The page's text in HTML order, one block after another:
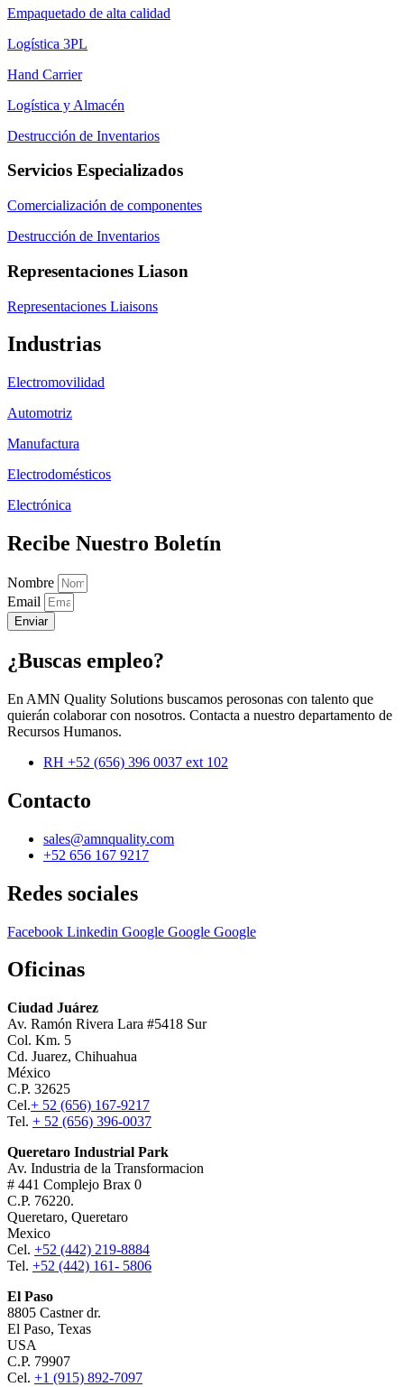
Empaquetado de alta calidad
Logística 3PL
Hand Carrier
Logística y Almacén
Destrucción de Inventarios
Servicios Especializados
Comercialización de componentes
Destrucción de Inventarios
Representaciones Liason
Representaciones Liaisons
Industrias
Electromovilidad
Automotriz
Manufactura
Electrodomésticos
Electrónica
Recibe Nuestro Boletín
Nombre
Email
Enviar
¿Buscas empleo?
En AMN Quality Solutions buscamos perosonas con talento que
quierán colaborar con nosotros. Contacta a nuestro departamento de
Recursos Humanos.
RH +52 (656) 396 0037 ext 102
Contacto
sales@amnquality.com
+52 656 167 9217
Redes sociales
Facebook Linkedin Google Google Google
Oficinas
Ciudad Juárez
Av. Ramón Rivera Lara #5418 Sur
Col. Km. 5
Cd. Juarez, Chihuahua
México
C.P. 32625
Cel.+ 52 (656) 167-9217
Tel. + 52 (656) 396-0037
Queretaro Industrial Park
Av. Industria de la Transformacion
# 441 Complejo Brax 0
C.P. 76220.
Queretaro, Queretaro
Mexico
Cel. +52 (442) 219-8884
Tel. +52 (442) 161- 5806
El Paso
8805 Castner dr.
El Paso, Texas
USA
C.P. 79907
Cel. +1 (915) 892-7097